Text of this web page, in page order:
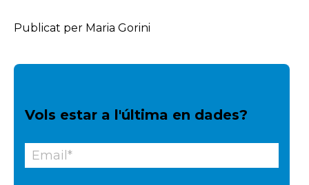
Publicat per Maria Gorini
Vols estar a l'última en dades?